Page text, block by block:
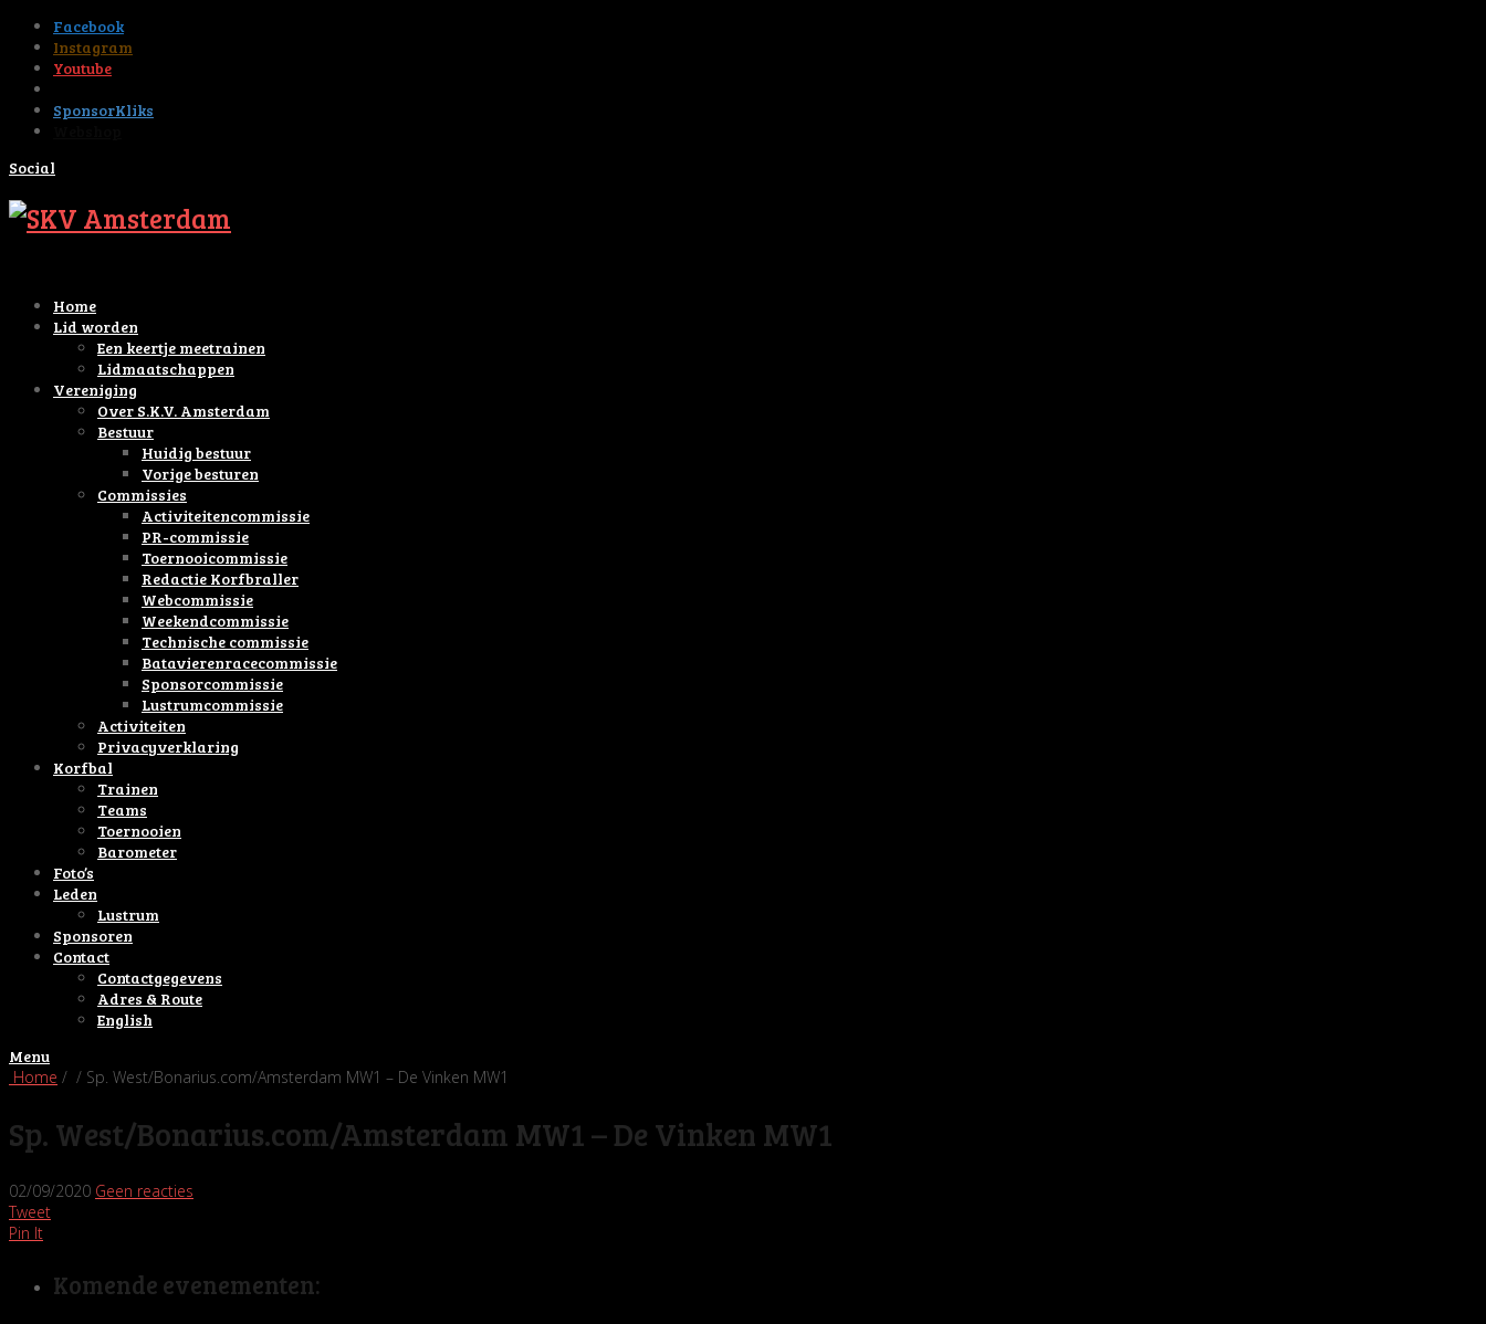
Facebook
Instagram
Youtube
SponsorKliks
Social
Home
Lid worden
Een keertje meetrainen
Lidmaatschappen
Vereniging
Over S.K.V. Amsterdam
Bestuur
Huidig bestuur
Vorige besturen
Commissies
Activiteitencommissie
PR-commissie
Toernooicommissie
Redactie Korfbraller
Webcommissie
Weekendcommissie
Technische commissie
Batavierenracecommissie
Sponsorcommissie
Lustrumcommissie
Activiteiten
Privacyverklaring
Korfbal
Trainen
Teams
Toernooien
Barometer
Foto’s
Leden
Lustrum
Sponsoren
Contact
Contactgegevens
Adres & Route
English
Menu
Home / / Sp. West/Bonarius.com/Amsterdam MW1 – De Vinken MW1
Sp. West/Bonarius.com/Amsterdam MW1 – De Vinken MW1
02/09/2020 Geen reacties
Tweet
Pin It
Komende evenementen: